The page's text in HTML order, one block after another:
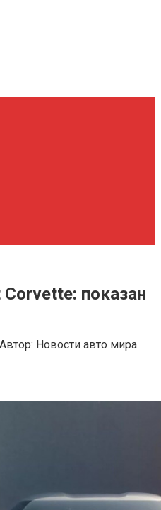
показан
Автор: Новости авто мира